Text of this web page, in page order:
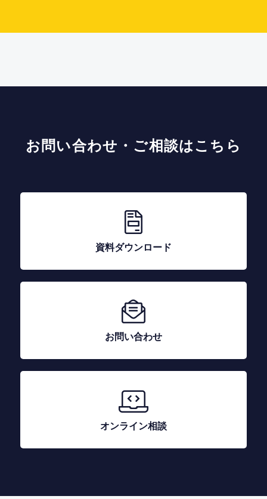
お問い合わせ・ご相談はこちら
資料ダウンロード
お問い合わせ
オンライン相談